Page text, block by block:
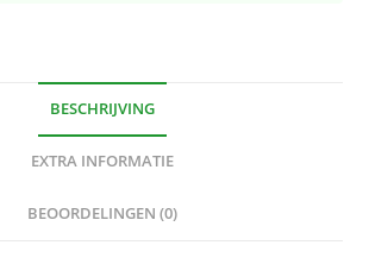
BESCHRIJVING
EXTRA INFORMATIE
BEOORDELINGEN (0)